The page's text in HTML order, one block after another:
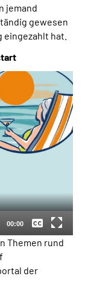
jemand
gewesen
hat.
00:00
Deutsch
Themen rund
der